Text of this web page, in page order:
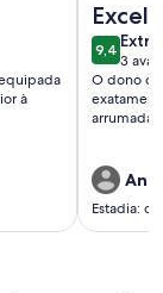
à
9,49,4 de
3
(3
O dono da
Ana
Estadia: